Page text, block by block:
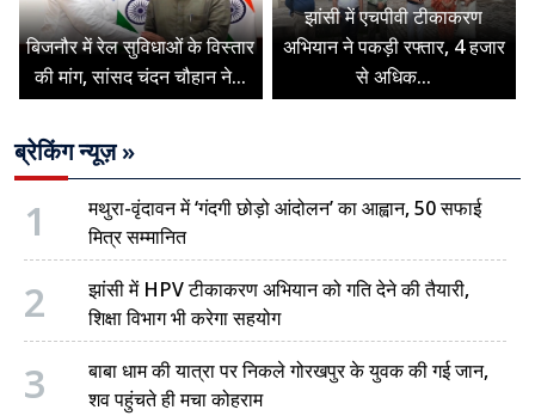
बिजनौर में रेल सुविधाओं के विस्तार
की मांग, सांसद चंदन चौहान ने...
झांसी में एचपीवी टीकाकरण
अभियान ने पकड़ी रफ्तार, 4 हजार
से अधिक...
ब्रेकिंग न्यूज़ »
1
मथुरा-वृंदावन में ‘गंदगी छोड़ो आंदोलन’ का आह्वान, 50 सफाई
मित्र सम्मानित
2
झांसी में HPV टीकाकरण अभियान को गति देने की तैयारी,
शिक्षा विभाग भी करेगा सहयोग
3
बाबा धाम की यात्रा पर निकले गोरखपुर के युवक की गई जान,
शव पहुंचते ही मचा कोहराम